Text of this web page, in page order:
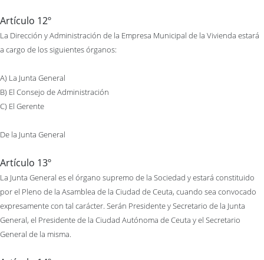
Artículo 12º
La Dirección y Administración de la Empresa Municipal de la Vivienda estará
a cargo de los siguientes órganos:
A) La Junta General
B) El Consejo de Administración
C) El Gerente
De la Junta General
Artículo 13º
La Junta General es el órgano supremo de la Sociedad y estará constituido
por el Pleno de la Asamblea de la Ciudad de Ceuta, cuando sea convocado
expresamente con tal carácter. Serán Presidente y Secretario de la Junta
General, el Presidente de la Ciudad Autónoma de Ceuta y el Secretario
General de la misma.